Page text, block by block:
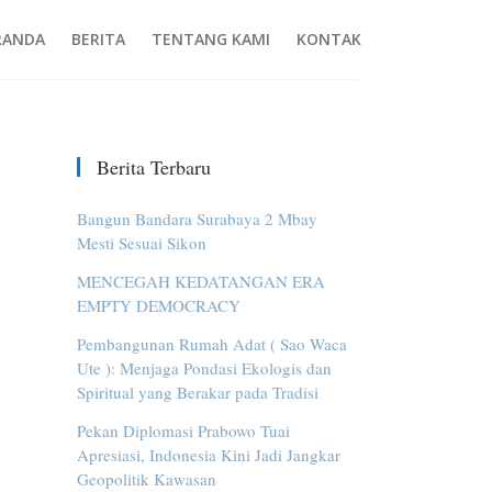
BERITA TENTANG KAMI KONTAK
Berita Terbaru
Bangun Bandara Surabaya 2 Mbay
Mesti Sesuai Sikon
MENCEGAH KEDATANGAN ERA
EMPTY DEMOCRACY
Pembangunan Rumah Adat ( Sao Waca
Ute ): Menjaga Pondasi Ekologis dan
Spiritual yang Berakar pada Tradisi
Pekan Diplomasi Prabowo Tuai
Apresiasi, Indonesia Kini Jadi Jangkar
Geopolitik Kawasan